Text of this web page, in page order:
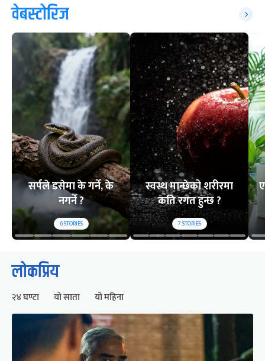
वेबस्टोरिज
सर्पले डसेमा के गर्ने, के
नगर्ने ?
6STORIES
स्वस्थ मान्छेको शरीरमा
कति रगत हुन्छ ?
7STORIES
लोकप्रिय
२४ घण्टा यो साता यो महिना